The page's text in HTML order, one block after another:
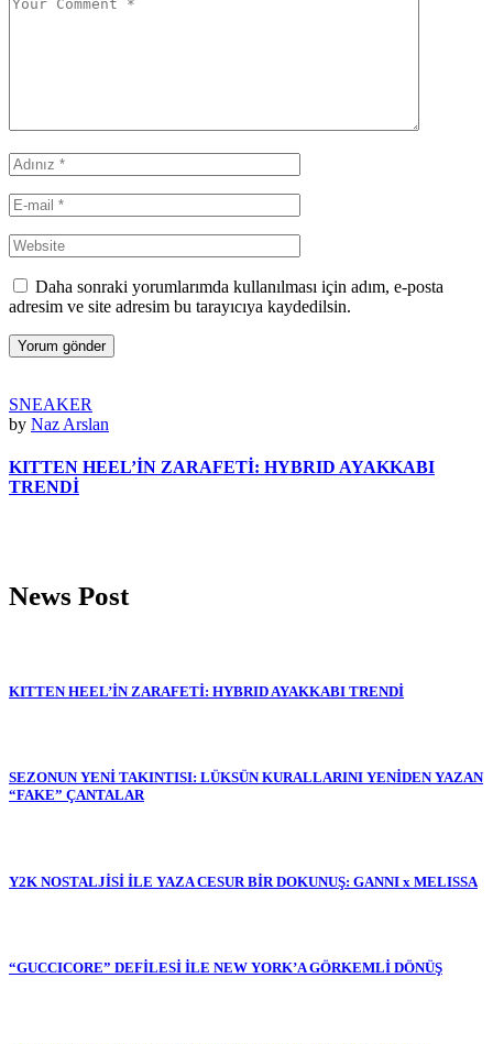
Daha sonraki yorumlarımda kullanılması için adım, e-posta
adresim ve site adresim bu tarayıcıya kaydedilsin.
Yorum gönder
SNEAKER
by Naz Arslan
KITTEN HEEL’İN ZARAFETİ: HYBRID AYAKKABI
TRENDİ
News Post
KITTEN HEEL’İN ZARAFETİ: HYBRID AYAKKABI TRENDİ
SEZONUN YENİ TAKINTISI: LÜKSÜN KURALLARINI YENİDEN YAZAN
“FAKE” ÇANTALAR
Y2K NOSTALJİSİ İLE YAZA CESUR BİR DOKUNUŞ: GANNI x MELISSA
“GUCCICORE” DEFİLESİ İLE NEW YORK’A GÖRKEMLİ DÖNÜŞ